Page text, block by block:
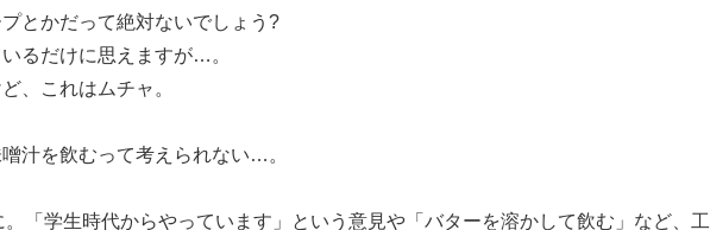
とかだって絶対ないでしょう?
るだけに思えますが…。
、これはムチャ。
汁を飲むって考えられない…。
。「学生時代からやっています」という意見や「バターを溶かして飲む」など、工